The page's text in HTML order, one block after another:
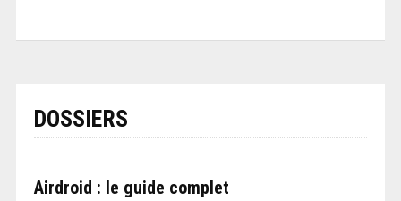
DOSSIERS
Airdroid : le guide complet